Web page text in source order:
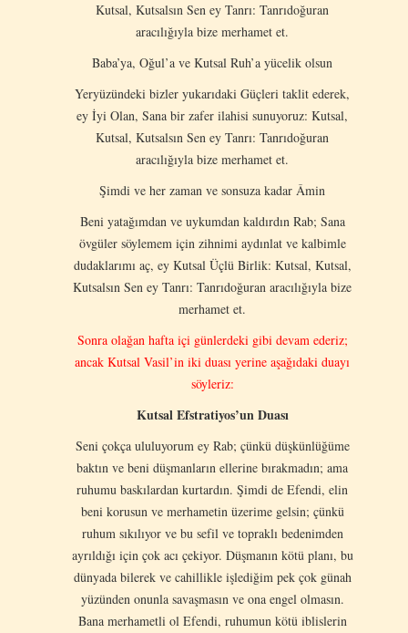
Kutsal, Kutsalsın Sen ey Tanrı: Tanrıdoğuran
aracılığıyla bize merhamet et.
Baba’ya, Oğul’a ve Kutsal Ruh’a yücelik olsun
Yeryüzündeki bizler yukarıdaki Güçleri taklit ederek,
ey İyi Olan, Sana bir zafer ilahisi sunuyoruz: Kutsal,
Kutsal, Kutsalsın Sen ey Tanrı: Tanrıdoğuran
aracılığıyla bize merhamet et.
Şimdi ve her zaman ve sonsuza kadar Âmin
Beni yatağımdan ve uykumdan kaldırdın Rab; Sana
övgüler söylemem için zihnimi aydınlat ve kalbimle
dudaklarımı aç, ey Kutsal Üçlü Birlik: Kutsal, Kutsal,
Kutsalsın Sen ey Tanrı: Tanrıdoğuran aracılığıyla bize
merhamet et.
Sonra olağan hafta içi günlerdeki gibi devam ederiz;
ancak Kutsal Vasil’in iki duası yerine aşağıdaki duayı
söyleriz:
Kutsal Efstratiyos’un Duası
Seni çokça ululuyorum ey Rab; çünkü düşkünlüğüme
baktın ve beni düşmanların ellerine bırakmadın; ama
ruhumu baskılardan kurtardın. Şimdi de Efendi, elin
beni korusun ve merhametin üzerime gelsin; çünkü
ruhum sıkılıyor ve bu sefil ve topraklı bedenimden
ayrıldığı için çok acı çekiyor. Düşmanın kötü planı, bu
dünyada bilerek ve cahillikle işlediğim pek çok günah
yüzünden onunla savaşmasın ve ona engel olmasın.
Bana merhametli ol Efendi, ruhumun kötü iblislerin